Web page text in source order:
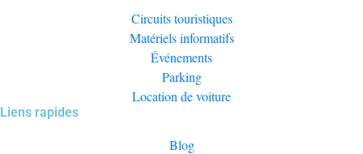
Circuits touristiques
Matériels informatifs
Événements
Parking
Location de voiture
Liens rapides
Blog